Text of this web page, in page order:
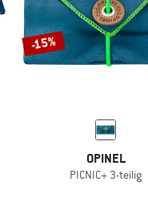
-15%
OPINEL
PICNIC+ 3-teilig